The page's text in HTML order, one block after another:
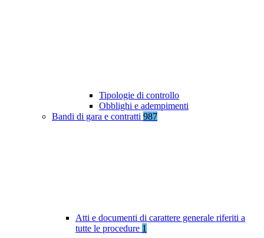
Tipologie di controllo
Obblighi e adempimenti
Bandi di gara e contratti 987
Atti e documenti di carattere generale riferiti a
tutte le procedure 1